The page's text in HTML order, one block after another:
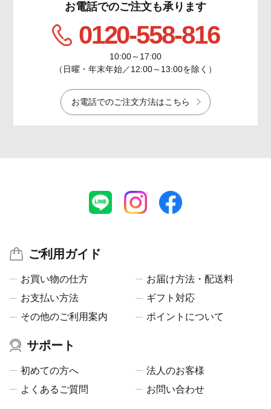
お電話でのご注文も承ります
0120-558-816
10:00～17:00
（日曜・年末年始／12:00～13:00を除く）
お電話でのご注文方法はこちら
ご利用ガイド
お買い物の仕方
お届け方法・配送料
お支払い方法
ギフト対応
その他のご利用案内
ポイントについて
サポート
初めての方へ
法人のお客様
よくあるご質問
お問い合わせ